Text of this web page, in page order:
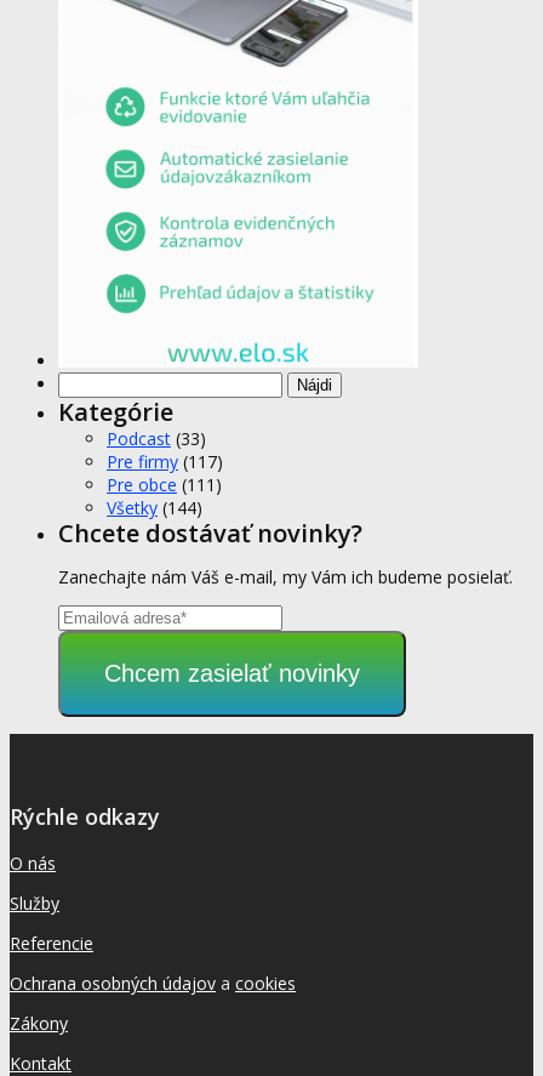
Kategórie
Podcast (33)
Pre firmy (117)
Pre obce (111)
Všetky (144)
Chcete dostávať novinky?
Zanechajte nám Váš e-mail, my Vám ich budeme posielať.
Chcem zasielať novinky
Rýchle odkazy
O nás
Služby
Referencie
Ochrana osobných údajov a cookies
Zákony
Kontakt